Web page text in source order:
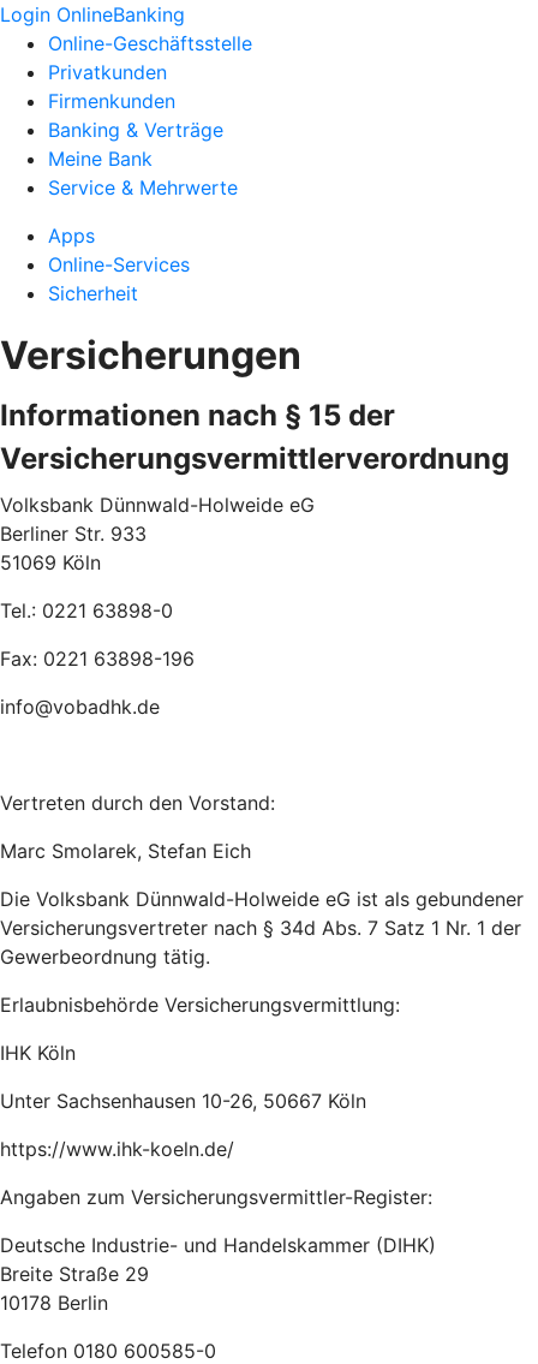
Login OnlineBanking
Online-Geschäftsstelle
Privatkunden
Firmenkunden
Banking & Verträge
Meine Bank
Service & Mehrwerte
Apps
Online-Services
Sicherheit
Versicherungen
Informationen nach § 15 der
Versicherungsvermittlerverordnung
Volksbank Dünnwald-Holweide eG
Berliner Str. 933
51069 Köln
Tel.: 0221 63898-0
Fax: 0221 63898-196
info@vobadhk.de
Vertreten durch den Vorstand:
Marc Smolarek, Stefan Eich
Die Volksbank Dünnwald-Holweide eG ist als gebundener
Versicherungsvertreter nach § 34d Abs. 7 Satz 1 Nr. 1 der
Gewerbeordnung tätig.
Erlaubnisbehörde Versicherungsvermittlung:
IHK Köln
Unter Sachsenhausen 10-26, 50667 Köln
https://www.ihk-koeln.de/
Angaben zum Versicherungsvermittler-Register:
Deutsche Industrie- und Handelskammer (DIHK)
Breite Straße 29
10178 Berlin
Telefon 0180 600585-0